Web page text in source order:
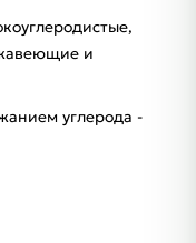
и
углерода -